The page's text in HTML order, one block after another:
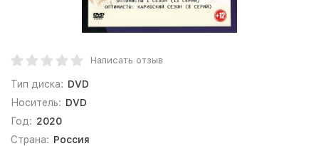
Написать отзыв
Тип диска: DVD
Носитель: DVD
Год: 2020
Страна: Россия